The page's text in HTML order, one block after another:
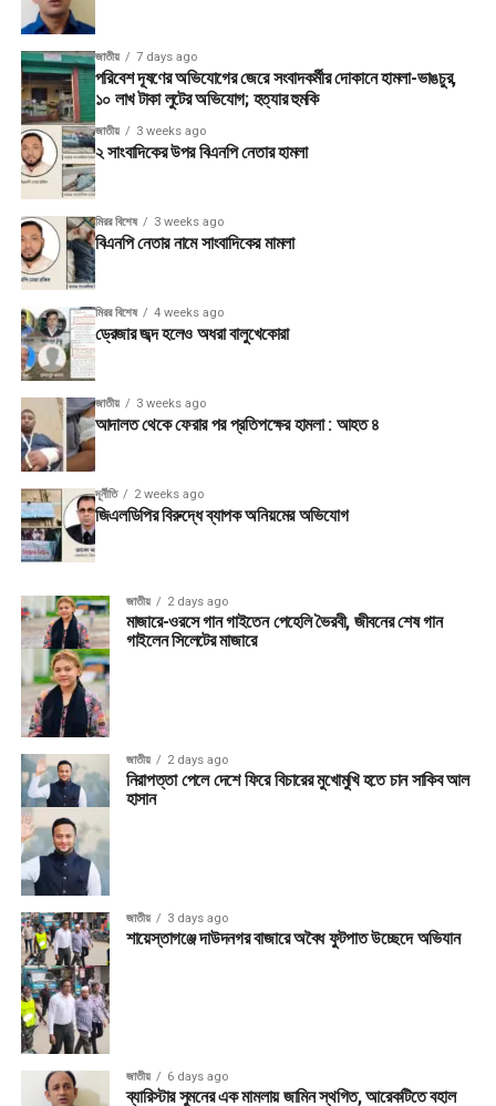
জাতীয় 7 days ago
পরিবেশ দূষণের অভিযোগের জেরে সংবাদকর্মীর দোকানে হামলা-ভাঙচুর,
১০ লাখ টাকা লুটের অভিযোগ; হত্যার হুমকি
জাতীয় 3 weeks ago
২ সাংবাদিকের উপর বিএনপি নেতার হামলা
মিরর বিশেষ 3 weeks ago
বিএনপি নেতার নামে সাংবাদিকের মামলা
মিরর বিশেষ 4 weeks ago
ড্রেজার জব্দ হলেও অধরা বালুখেকোরা
জাতীয় 3 weeks ago
আদালত থেকে ফেরার পর প্রতিপক্ষের হামলা : আহত ৪
দূর্নীতি 2 weeks ago
জিএলডিপির বিরুদ্ধে ব্যাপক অনিয়মের অভিযোগ
জাতীয় 2 days ago
মাজারে-ওরসে গান গাইতেন পেহেলি ভৈরবী, জীবনের শেষ গান
গাইলেন সিলেটের মাজারে
জাতীয় 2 days ago
নিরাপত্তা পেলে দেশে ফিরে বিচারের মুখোমুখি হতে চান সাকিব আল
হাসান
জাতীয় 3 days ago
শায়েস্তাগঞ্জে দাউদনগর বাজারে অবৈধ ফুটপাত উচ্ছেদে অভিযান
জাতীয় 6 days ago
ব্যারিস্টার সুমনের এক মামলায় জামিন স্থগিত, আরেকটিতে বহাল